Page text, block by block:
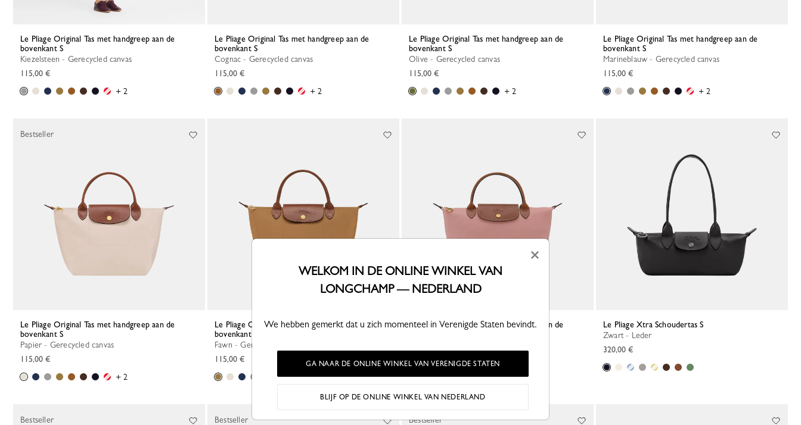
Le Pliage Original Tas met handgreep aan de
bovenkant S
Kiezelsteen - Gerecycled canvas
115,00 €
+ 2
Le Pliage Original Tas met handgreep aan de
bovenkant S
Cognac - Gerecycled canvas
115,00 €
+ 2
Le Pliage Original Tas met handgreep aan de
bovenkant S
Olive - Gerecycled canvas
115,00 €
+ 2
Le Pliage Original Tas met handgreep aan de
bovenkant S
Marineblauw - Gerecycled canvas
115,00 €
+ 2
Le Pliage Original Tas met handgreep aan de
bovenkant S
Papier - Gerecycled canvas
115,00 €
+ 2
Bestseller
Le Pliage Original Tas met handgreep aan de
bovenkant S
Fawn - Gerecycled canvas
115,00 €
+ 2
Le Pliage Original Tas met handgreep aan de
115,00 €
+ 2
Le Pliage Xtra Schoudertas S
Zwart - Leder
320,00 €
Bestseller Bestseller Bestseller
×
WELKOM IN DE ONLINE WINKEL VAN
LONGCHAMP — NEDERLAND
We hebben gemerkt dat u zich momenteel in Verenigde Staten bevindt.
GA NAAR DE ONLINE WINKEL VAN VERENIGDE STATEN
BLIJF OP DE ONLINE WINKEL VAN NEDERLAND